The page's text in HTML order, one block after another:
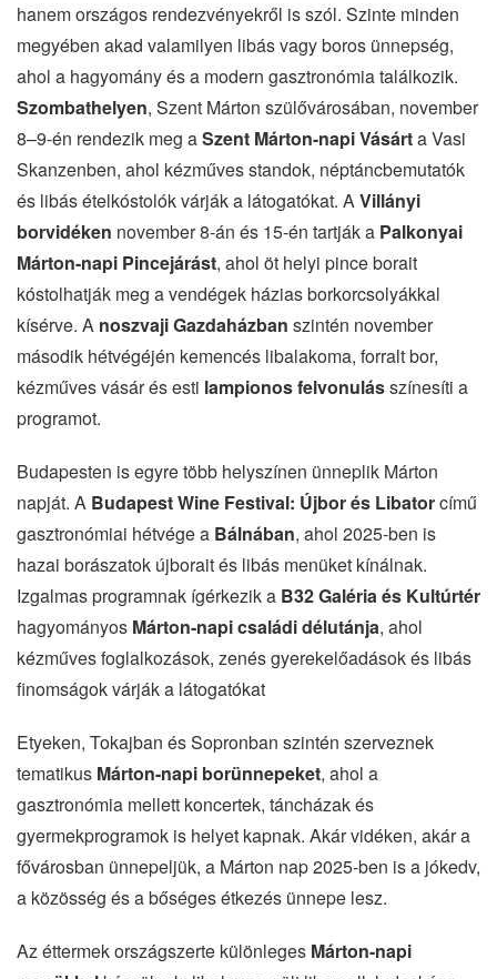
hanem országos rendezvényekről is szól. Szinte minden
megyében akad valamilyen libás vagy boros ünnepség,
ahol a hagyomány és a modern gasztronómia találkozik.
Szombathelyen, Szent Márton szülővárosában, november
8–9-én rendezik meg aSzent Márton-napi Vásárta Vasi
Skanzenben, ahol kézműves standok, néptáncbemutatók
és libás ételkóstolók várják a látogatókat. AVillányi
borvidéken november 8-án és 15-én tartják a Palkonyai
Márton-napi Pincejárást, ahol öt helyi pince borait
kóstolhatják meg a vendégek házias borkorcsolyákkal
kísérve. A noszvaji Gazdaházban szintén november
második hétvégéjén kemencés libalakoma, forralt bor,
kézműves vásár és esti lampionos felvonulásszínesíti a
programot.
Budapesten is egyre több helyszínen ünneplik Márton
napját. A Budapest Wine Festival: Újbor és Libatorcímű
gasztronómiai hétvége a Bálnában, ahol 2025-ben is
hazai borászatok újborait és libás menüket kínálnak.
Izgalmas programnak ígérkezik a B32 Galéria és Kultúrtér
hagyományos Márton-napi családi délutánja, ahol
kézműves foglalkozások, zenés gyerekelőadások és libás
finomságok várják a látogatókat
Etyeken, Tokajban és Sopronban szintén szerveznek
tematikus Márton-napi borünnepeket, ahol a
gasztronómia mellett koncertek, táncházak és
gyermekprogramok is helyet kapnak. Akár vidéken, akár a
fővárosban ünnepeljük, a Márton nap 2025-ben is a jókedv,
a közösség és a bőséges étkezés ünnepe lesz.
Az éttermek országszerte különleges Márton-napi